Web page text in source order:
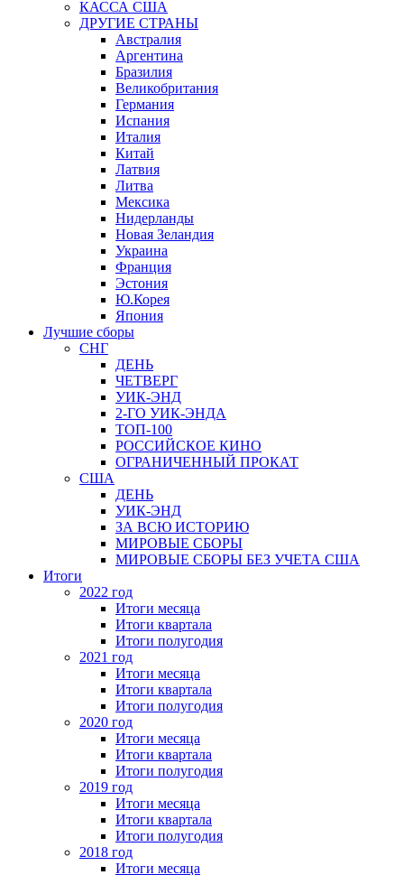
КАССА США
ДРУГИЕ СТРАНЫ
Австралия
Аргентина
Бразилия
Великобритания
Германия
Испания
Италия
Китай
Латвия
Литва
Мексика
Нидерланды
Новая Зеландия
Украина
Франция
Эстония
Ю.Корея
Япония
Лучшие сборы
СНГ
ДЕНЬ
ЧЕТВЕРГ
УИК-ЭНД
2-ГО УИК-ЭНДА
ТОП-100
РОССИЙСКОЕ КИНО
ОГРАНИЧЕННЫЙ ПРОКАТ
США
ДЕНЬ
УИК-ЭНД
ЗА ВСЮ ИСТОРИЮ
МИРОВЫЕ СБОРЫ
МИРОВЫЕ СБОРЫ БЕЗ УЧЕТА США
Итоги
2022 год
Итоги месяца
Итоги квартала
Итоги полугодия
2021 год
Итоги месяца
Итоги квартала
Итоги полугодия
2020 год
Итоги месяца
Итоги квартала
Итоги полугодия
2019 год
Итоги месяца
Итоги квартала
Итоги полугодия
2018 год
Итоги месяца